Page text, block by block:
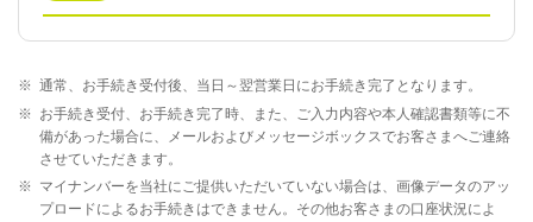
※ 通常、お手続き受付後、当日～翌営業日にお手続き完了となります。
※ お手続き受付、お手続き完了時、また、ご入力内容や本人確認書類等に不
備があった場合に、メールおよびメッセージボックスでお客さまへご連絡
させていただきます。
※ マイナンバーを当社にご提供いただいていない場合は、画像データのアッ
プロードによるお手続きはできません。その他お客さまの口座状況によ